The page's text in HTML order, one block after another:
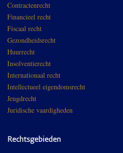
Contractenrecht
Financieel recht
Fiscaal recht
Gezondheidsrecht
Huurrecht
Insolventierecht
Internationaal recht
Intellectueel eigendomsrecht
Jeugdrecht
Juridische vaardigheden
Rechtsgebieden